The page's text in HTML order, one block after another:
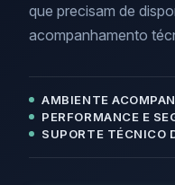
que precisam de
acompanhamento
AMBIENTE
PERFORMANCE E
SUPORTE TÉCNICO